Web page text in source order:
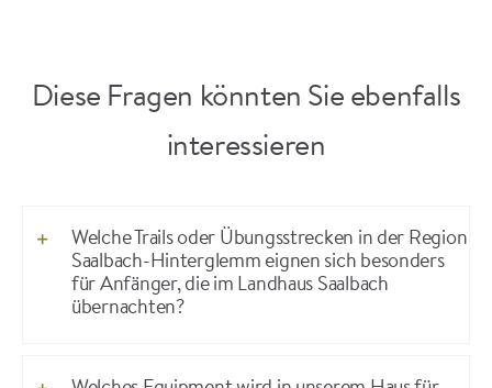
Diese Fragen könnten Sie ebenfalls
interessieren
Welche Trails oder Übungsstrecken in der Region
Saalbach-Hinterglemm eignen sich besonders
für Anfänger, die im Landhaus Saalbach
übernachten?